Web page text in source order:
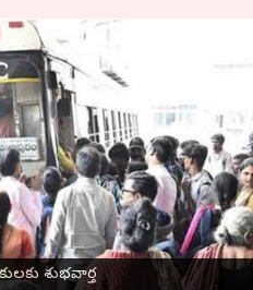
శుభవార్త
సందర్భంగా ఏపీ
2025 04:30 pm
ఆంధ్రప్రదేశ్‌
గుడ్‌న్యూస్‌